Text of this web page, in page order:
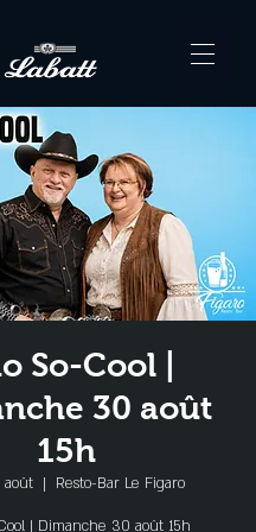
So-Cool |
30 août
15h
  |
Resto-Bar Le Figaro
| Dimanche 30 août 15h